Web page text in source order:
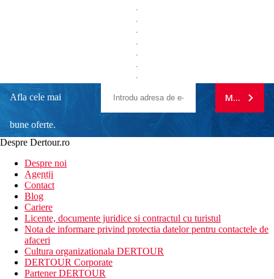
Afla cele mai
bune oferte.
newsletter!
MA
Despre Dertour.ro
Despre noi
Agentii
Contact
Blog
Cariere
Licente, documente juridice si contractul cu turistul
Nota de informare privind protectia datelor pentru contactele de
afaceri
Cultura organizationala DERTOUR
DERTOUR Corporate
Partener DERTOUR